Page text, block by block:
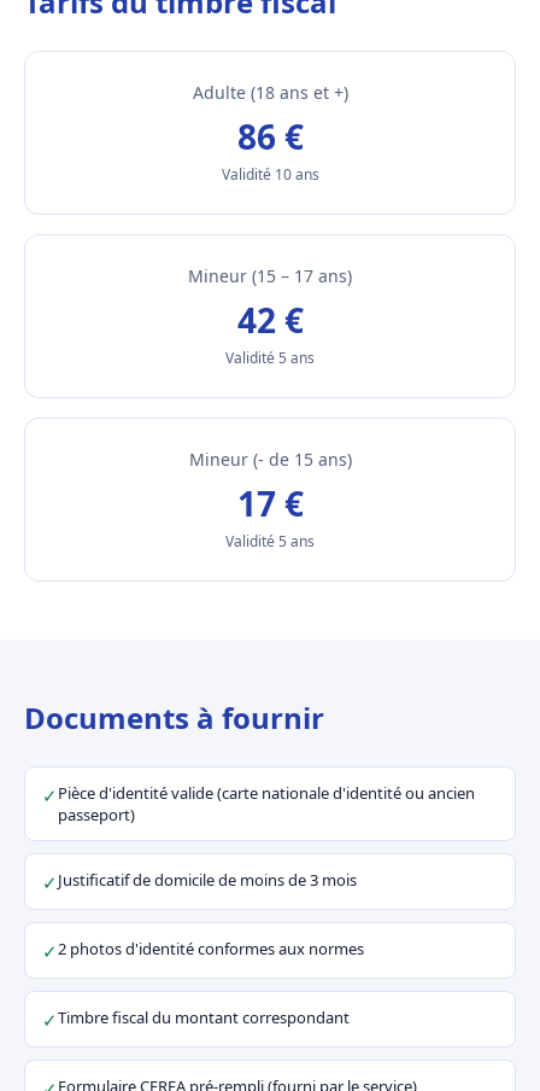
Adulte (18 ans et +)
86 €
Validité 10 ans
Mineur (15 – 17 ans)
42 €
Validité 5 ans
Mineur (- de 15 ans)
17 €
Validité 5 ans
Documents à fournir
✓ Pièce d'identité valide (carte nationale d'identité ou ancien
passeport)
✓Justificatif de domicile de moins de 3 mois
✓2 photos d'identité conformes aux normes
✓Timbre fiscal du montant correspondant
Formulaire CERFA pré-rempli (fourni par le service)